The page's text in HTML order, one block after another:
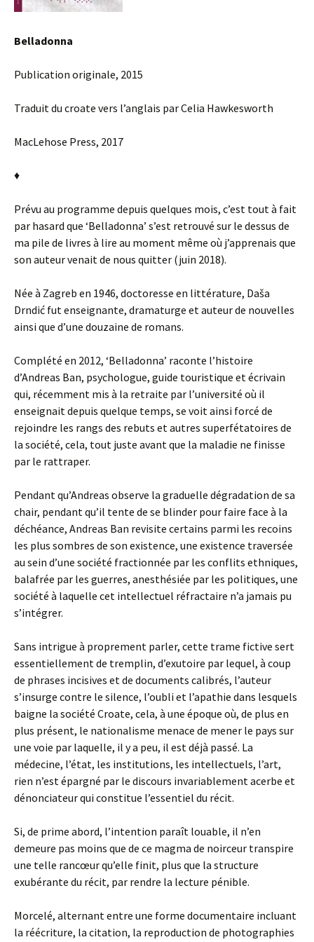
Belladonna
Publication originale, 2015
Traduit du croate vers l’anglais par Celia Hawkesworth
MacLehose Press, 2017
♦
Prévu au programme depuis quelques mois, c’est tout à fait
par hasard que ‘Belladonna’ s’est retrouvé sur le dessus de
ma pile de livres à lire au moment même où j’apprenais que
son auteur venait de nous quitter (juin 2018).
Née à Zagreb en 1946, doctoresse en littérature, Daša
Drndić fut enseignante, dramaturge et auteur de nouvelles
ainsi que d’une douzaine de romans.
Complété en 2012, ‘Belladonna’ raconte l’histoire
d’Andreas Ban, psychologue, guide touristique et écrivain
qui, récemment mis à la retraite par l’université où il
enseignait depuis quelque temps, se voit ainsi forcé de
rejoindre les rangs des rebuts et autres superfétatoires de
la société, cela, tout juste avant que la maladie ne finisse
par le rattraper.
Pendant qu’Andreas observe la graduelle dégradation de sa
chair, pendant qu’il tente de se blinder pour faire face à la
déchéance, Andreas Ban revisite certains parmi les recoins
les plus sombres de son existence, une existence traversée
au sein d’une société fractionnée par les conflits ethniques,
balafrée par les guerres, anesthésiée par les politiques, une
société à laquelle cet intellectuel réfractaire n’a jamais pu
s’intégrer.
Sans intrigue à proprement parler, cette trame fictive sert
essentiellement de tremplin, d’exutoire par lequel, à coup
de phrases incisives et de documents calibrés, l’auteur
s’insurge contre le silence, l’oubli et l’apathie dans lesquels
baigne la société Croate, cela, à une époque où, de plus en
plus présent, le nationalisme menace de mener le pays sur
une voie par laquelle, il y a peu, il est déjà passé. La
médecine, l’état, les institutions, les intellectuels, l’art,
rien n’est épargné par le discours invariablement acerbe et
dénonciateur qui constitue l’essentiel du récit.
Si, de prime abord, l’intention paraît louable, il n’en
demeure pas moins que de ce magma de noirceur transpire
une telle rancœur qu’elle finit, plus que la structure
exubérante du récit, par rendre la lecture pénible.
Morcelé, alternant entre une forme documentaire incluant
la réécriture, la citation, la reproduction de photographies